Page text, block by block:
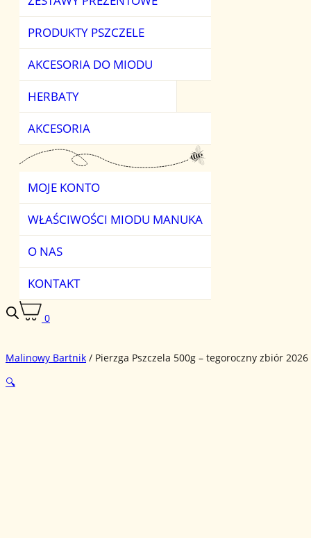
PRODUKTY PSZCZELE
AKCESORIA DO MIODU
HERBATY
AKCESORIA
MOJE KONTO
WŁAŚCIWOŚCI MIODU MANUKA
O NAS
KONTAKT
0
Malinowy Bartnik / Pierzga Pszczela 500g – tegoroczny zbiór 2026
🔍